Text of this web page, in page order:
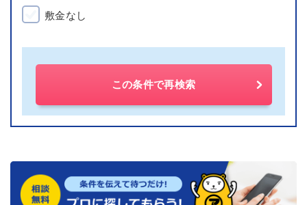
敷金なし
この条件で再検索